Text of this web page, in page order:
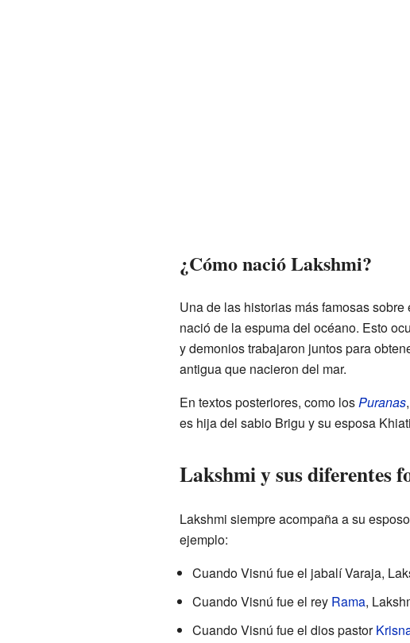
¿Cómo nació Lakshmi?
Una de las historias más famosas
nació de la espuma del océano. Esto
y demonios trabajaron juntos para
antigua que nacieron del mar.
En textos posteriores, como losPuranas
es hija del sabio Brigu y su esposa
Lakshmi y sus diferentes
Lakshmi siempre acompaña a su
ejemplo:
Cuando Visnú fue el jabalí Varaja,
Cuando Visnú fue el rey Rama,
Cuando Visnú fue el dios pastor